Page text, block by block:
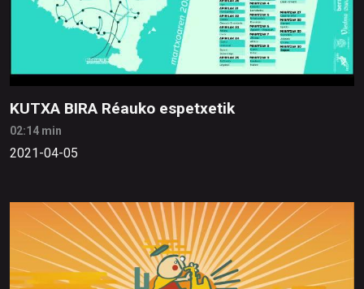
KUTXA BIRA Réauko espetxetik
02:14 min
2021-04-05